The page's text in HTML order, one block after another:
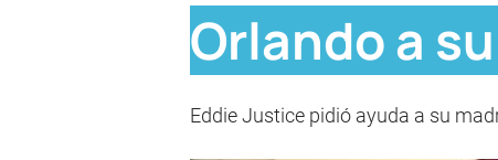
Orlando a
Eddie Justice pidió ayuda a su